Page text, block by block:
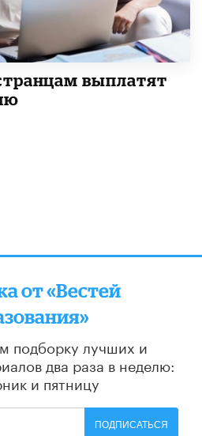
выплатят
от «Вестей
подборку лучших и
два раза в неделю:
и пятницу
ПОДПИСАТЬСЯ